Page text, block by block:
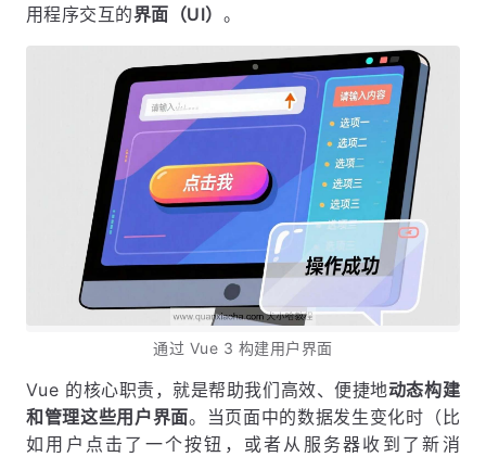
用程序交互的界面（UI） 。
通过 Vue 3 构建用户界面
Vue 的核心职责，就是帮助我们高效、便捷地动态构建
和管理这些用户界面。当页面中的数据发生变化时（比
如用户点击了一个按钮，或者从服务器收到了新消